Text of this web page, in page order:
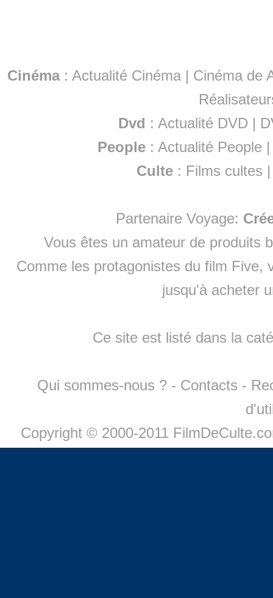
Cinéma: Actualité Cinéma | Cinéma de
Dvd : Actualité DVD |
People :Actualité People
Culte : Films cultes
Partenaire Voyage:
Vous êtes un amateur de produits
Comme les protagonistes du film Five,
jusqu'à acheter
Ce site est listé dans la
Qui sommes-nous ? - Contacts -
Copyright © 2000-2011